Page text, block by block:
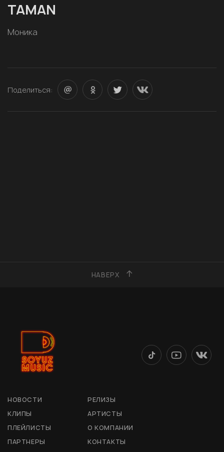
TAMAN
Моника
Поделиться:
НАВЕРХ
НОВОСТИ
РЕЛИЗЫ
КЛИПЫ
АРТИСТЫ
ПЛЕЙЛИСТЫ
О КОМПАНИИ
ПАРТНЕРЫ
КОНТАКТЫ